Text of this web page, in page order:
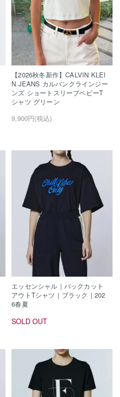
【2026秋冬新作】CALVIN KLEI
N JEANS カルバンクラインジー
ンズ ショートスリーブベビーT
シャツ グリーン
9,900円(税込)
エッセンシャル｜バックカット
アウトTシャツ｜ブラック｜202
6春夏
SOLD OUT